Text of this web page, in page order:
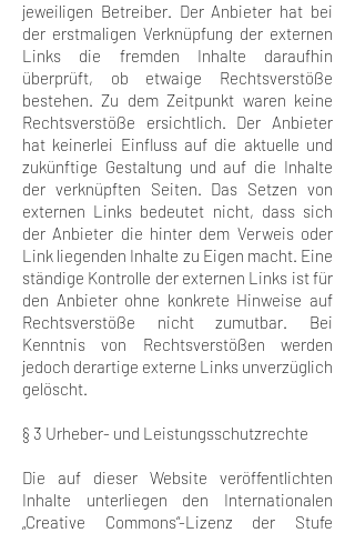
jeweiligen Betreiber. Der Anbieter hat bei
der erstmaligen Verknüpfung der externen
Links die fremden Inhalte daraufhin
überprüft, ob etwaige Rechtsverstöße
bestehen. Zu dem Zeitpunkt waren keine
Rechtsverstöße ersichtlich. Der Anbieter
hat keinerlei Einfluss auf die aktuelle und
zukünftige Gestaltung und auf die Inhalte
der verknüpften Seiten. Das Setzen von
externen Links bedeutet nicht, dass sich
der Anbieter die hinter dem Verweis oder
Link liegenden Inhalte zu Eigen macht. Eine
ständige Kontrolle der externen Links ist für
den Anbieter ohne konkrete Hinweise auf
Rechtsverstöße nicht zumutbar. Bei
Kenntnis von Rechtsverstößen werden
jedoch derartige externe Links unverzüglich
gelöscht.
§ 3 Urheber- und Leistungsschutzrechte
Die auf dieser Website veröffentlichten
Inhalte unterliegen den Internationalen
„Creative Commons“-Lizenz der Stufe